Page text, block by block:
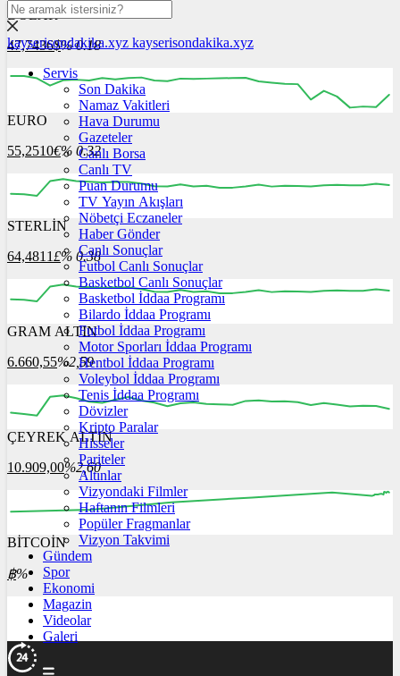
DOLAR
47,7436$% 0.18
12:00 13:00 14:00
EURO
55,2510€% 0.32
12:00 13:00 14:00
STERLİN
64,4811£% 0.38
12:00 13:00 14:00
GRAM ALTIN
6.660,55%2,59
12:00 13:00
ÇEYREK ALTIN
10.909,00%2,60
00:00 00:00 00:00
BİTCOİN
฿%
kayserisondakika.xyz kayserisondakika.xyz
Servis
Son Dakika
Namaz Vakitleri
Hava Durumu
Gazeteler
Canlı Borsa
Canlı TV
Puan Durumu
TV Yayın Akışları
Nöbetçi Eczaneler
Haber Gönder
Canlı Sonuçlar
Futbol Canlı Sonuçlar
Basketbol Canlı Sonuçlar
Basketbol İddaa Programı
Bilardo İddaa Programı
Futbol İddaa Programı
Motor Sporları İddaa Programı
Hentbol İddaa Programı
Voleybol İddaa Programı
Tenis İddaa Programı
Dövizler
Kripto Paralar
Hisseler
Pariteler
Altınlar
Vizyondaki Filmler
Haftanın Filmleri
Popüler Fragmanlar
Vizyon Takvimi
Gündem
Spor
Ekonomi
Magazin
Videolar
Galeri